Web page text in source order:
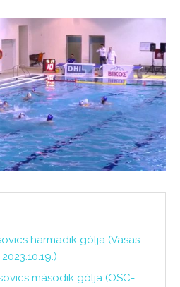
harmadik gólja (Vasas-
második gólja (OSC-